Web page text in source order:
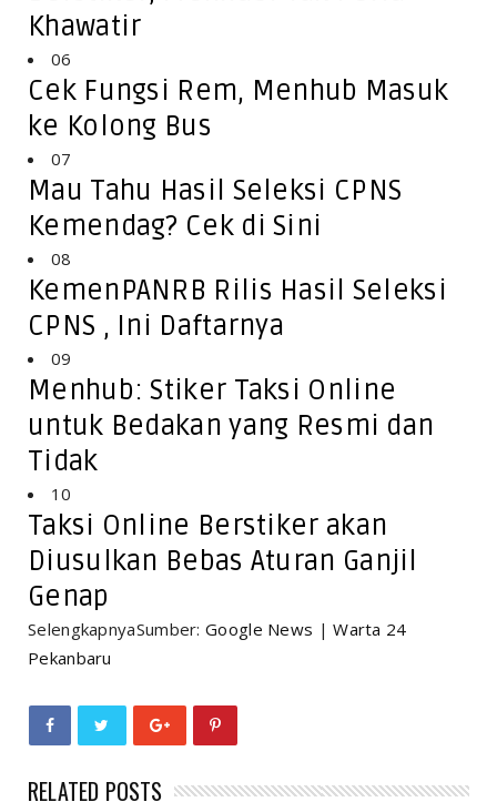
Khawatir
06
Cek Fungsi Rem, Menhub Masuk
ke Kolong Bus
07
Mau Tahu Hasil Seleksi CPNS
Kemendag? Cek di Sini
08
KemenPANRB Rilis Hasil Seleksi
CPNS , Ini Daftarnya
09
Menhub: Stiker Taksi Online
untuk Bedakan yang Resmi dan
Tidak
10
Taksi Online Berstiker akan
Diusulkan Bebas Aturan Ganjil
Genap
SelengkapnyaSumber:Google News |Warta 24
Pekanbaru
RELATED POSTS